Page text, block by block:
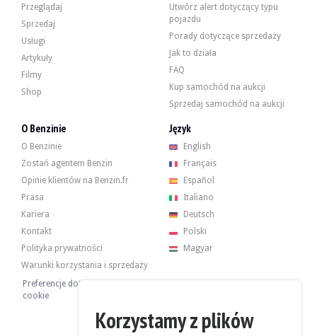
Przeglądaj
Sprzedaj
Usługi
Artykuły
Filmy
Shop
Utwórz alert dotyczący typu
pojazdu
Porady dotyczące sprzedaży
Jak to działa
FAQ
Kup samochód na aukcji
Sprzedaj samochód na aukcji
O Benzinie
O Benzinie
Zostań agentem Benzin
Opinie klientów na Benzin.fr
Prasa
Kariera
Kontakt
Polityka prywatności
Warunki korzystania i sprzedaży
Preferencje dotyczące plików
cookie
Język
English
Français
Español
Italiano
Deutsch
Polski
Magyar
Korzystamy z plików